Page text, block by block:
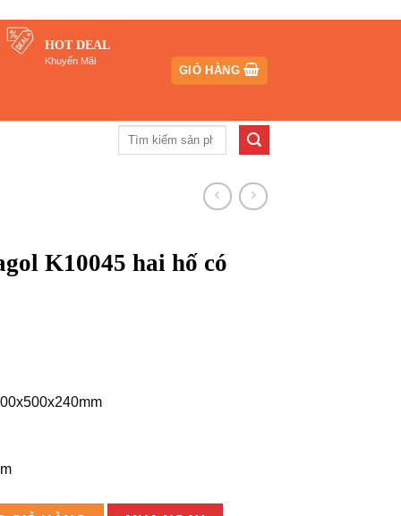
HOT DEAL
Khuyến Mãi
GIỎ HÀNG
Tìm
K10045 hai hố có
hố có bàn chờ số lượng